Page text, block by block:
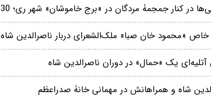
در کنار جمجمۀ مردگان در «برج خاموشان» شهر ری؛ 130 سال قبل
«محمود خان صبا» ملک‌الشعرای دربار ناصرالدین شاه
یک «حمال» در دوران ناصرالدین شاه
شاه و همراهانش در مهمانی خانۀ صدراعظم